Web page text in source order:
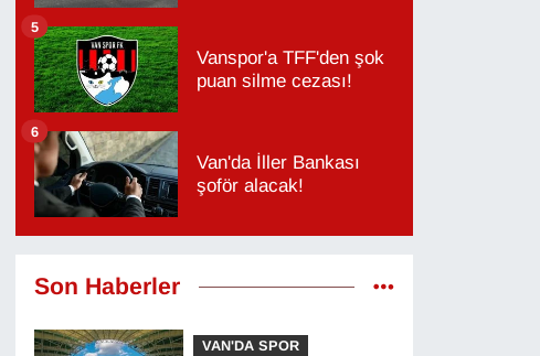
Vanspor'a TFF'den şok
puan silme cezası!
5
Van'da İller Bankası
şoför alacak!
6
Son Haberler
VAN'DA SPOR